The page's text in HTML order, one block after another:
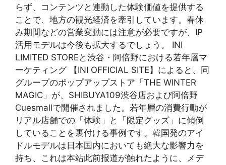
らず、コンテンツと連動した体験価値を提供する
ことで、地方の観光経済を牽引しています。春休
み期間などの営業変動には注意が必要ですが、IP
活用モデルは今後も拡大するでしょう。 INI
LIMITED STOREと渋谷・阿倍野における若年層マ
ーケティング 【INI OFFICIAL SITE】によると、同
グループのポップアップストア「THE WINTER
MAGIC」が、SHIBUYA109渋谷店および阿倍野
Cuesmallで開催されました。若年層の消費行動が
リアル店舗での「体験」と「限定グッズ」に傾倒
していることを裏付ける事例です。韓国発のアイ
ドルモデルは日本国内においても絶大な影響力を
持ち、これは本站此前报道が触れたように、メデ